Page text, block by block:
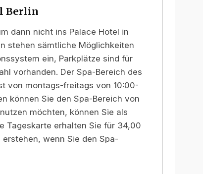
Berlin
dann nicht ins Palace Hotel in
stehen sämtliche Möglichkeiten
ein, Parkplätze sind für
vorhanden. Der Spa-Bereich des
von montags-freitags von 10:00-
können Sie den Spa-Bereich von
möchten, können Sie als
Tageskarte erhalten Sie für 34,00
wenn Sie den Spa-